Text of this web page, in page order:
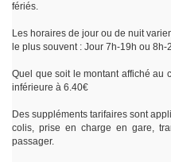
fériés.
Les horaires de jour ou de nuit
le plus souvent : Jour 7h-19h ou
Quel que soit le montant affiché au
inférieure à 6.40€
Des suppléments tarifaires sont
colis, prise en charge en gare,
passager.